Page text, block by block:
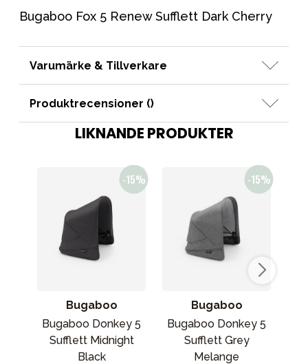
Bugaboo Fox 5 Renew Sufflett Dark Cherry
Varumärke & Tillverkare
Produktrecensioner ()
LIKNANDE PRODUKTER
Bugaboo
Bugaboo Donkey 5
Sufflett Midnight
Black
Bugaboo
Bugaboo Donkey 5
Sufflett Grey
Melange